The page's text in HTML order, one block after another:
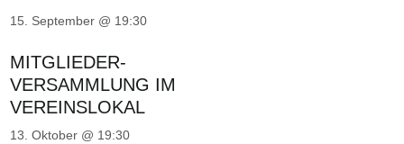
15. September @ 19:30
MITGLIEDER-
VERSAMMLUNG IM
VEREINSLOKAL
13. Oktober @ 19:30